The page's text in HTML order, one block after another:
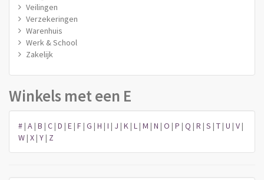
Veilingen
Verzekeringen
Warenhuis
Werk & School
Zakelijk
Winkels met een E
#| A| B | C| D | E| F | G | H | I | J | K| L| M | N | O | P | Q | R | S | T| U | V|
W| X| Y| Z